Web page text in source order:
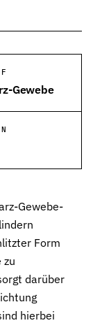
Hydraulik- und
Rotoren
Gewebe
Gewebe-
Form
zu
darüber
hierbei